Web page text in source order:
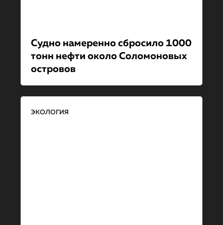
Судно намеренно сбросило 1000
тонн нефти около Соломоновых
островов
ЭКОЛОГИЯ